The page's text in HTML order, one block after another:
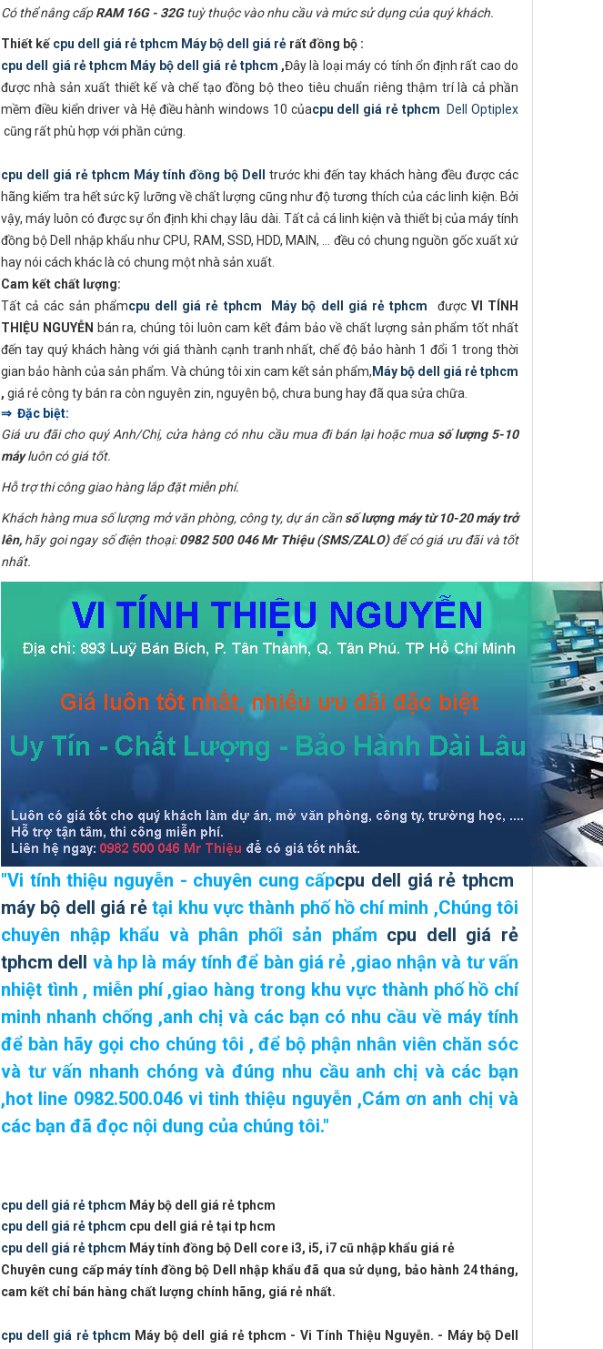
Có thể nâng cấpRAM 16G - 32Gtuỳ thuộc vào nhu cầu và mức sử dụng của quý khách.
Thiết kế cpu dell giá rẻ tphcm Máy bộ dell giá rẻ rất đồng bộ :
cpu dell giá rẻ tphcm Máy bộ dell giá rẻ tphcm ,Đây là loại máy có tính ổn định rất cao do
được nhà sản xuất thiết kế và chế tạo đồng bộ theo tiêu chuẩn riêng thậm trí là cả phần
mềm điều kiển driver và Hệ điều hành windows 10 củacpu dell giá rẻ tphcm
Dell Optiplex
cũng rất phù hợp với phần cứng.
cpu dell giá rẻ tphcm Máy tính đồng bộ Dell
trước khi đến tay khách hàng đều được các
hãng kiểm tra hết sức kỹ lưỡng về chất lượng cũng như độ tương thích của các linh kiện. Bởi
vậy, máy luôn có được sự ổn định khi chạy lâu dài. Tất cả cá linh kiện và thiết bị của máy tính
đồng bộ Dell nhập khẩu như CPU, RAM, SSD, HDD, MAIN, ... đều có chung nguồn gốc xuất xứ
hay nói cách khác là có chung một nhà sản xuất.
Cam kết chất lượng:
Tất cả các sản phẩmcpu dell giá rẻ tphcm Máy bộ dell giá rẻ tphcm được VI TÍNH
THIỆU NGUYỄN bán ra, chúng tôi luôn cam kết đảm bảo về chất lượng sản phẩm tốt nhất
đến tay quý khách hàng với giá thành cạnh tranh nhất, chế độ bảo hành 1 đổi 1 trong thời
gian bảo hành của sản phẩm. Và chúng tôi xin cam kết sản phẩm, Máy bộ dell giá rẻ tphcm
, giá rẻ công ty bán ra còn nguyên zin, nguyên bộ, chưa bung hay đã qua sửa chữa.
⇒ Đặc biệt:
Giá ưu đãi cho quý Anh/Chị, cửa hàng có nhu cầu mua đi bán lại hoặc mua số lượng 5-10
máyluôn có giá tốt.
Hỗ trợ thi công giao hàng lắp đặt miễn phí.
Khách hàng mua số lượng mở văn phòng, công ty, dự án cần số lượng máy từ 10-20 máy trở
lên, hãy goi ngay số điện thoại:0982 500 046 Mr Thiệu (SMS/ZALO)để có giá ưu đãi và tốt
nhất.
"Vi tính thiệu nguyễn - chuyên cung cấpcpu dell giá rẻ tphcm
máy bộ dell giá rẻ tại khu vựcthành phố hồ chí minh ,Chúng tôi
chuyên nhập khẩu và phân phối sản phẩm cpu dell giá rẻ
tphcm dell và hp là máy tính để bàn giá rẻ ,giao nhận và tư vấn
nhiệt tình , miễn phí ,giao hàng trong khu vực thành phố hồ chí
minh nhanh chống ,anh chị và các bạn có nhu cầu về máy tính
để bàn hãy gọi cho chúng tôi , để bộ phận nhân viên chăn sóc
và tư vấn nhanh chóng và đúng nhu cầu anh chị và các bạn
,hot line 0982.500.046 vi tinh thiệu nguyễn ,Cám ơn anh chị và
các bạn đã đọc nội dung của chúng tôi."
cpu dell giá rẻ tphcm Máy bộ dell giá rẻ tphcm
cpu dell giá rẻ tphcm cpu dell giá rẻ tại tp hcm
cpu dell giá rẻ tphcm Máy tính đồng bộ Dell core i3, i5, i7 cũ nhập khẩu giá rẻ
Chuyên cung cấp máy tính đồng bộ Dell nhập khẩu đã qua sử dụng, bảo hành 24 tháng,
cam kết chỉ bán hàng chất lượng chính hãng, giá rẻ nhất.
cpu dell giá rẻ tphcm Máy bộ dell giá rẻ tphcm - Vi Tính Thiệu Nguyễn. - Máy bộ Dell